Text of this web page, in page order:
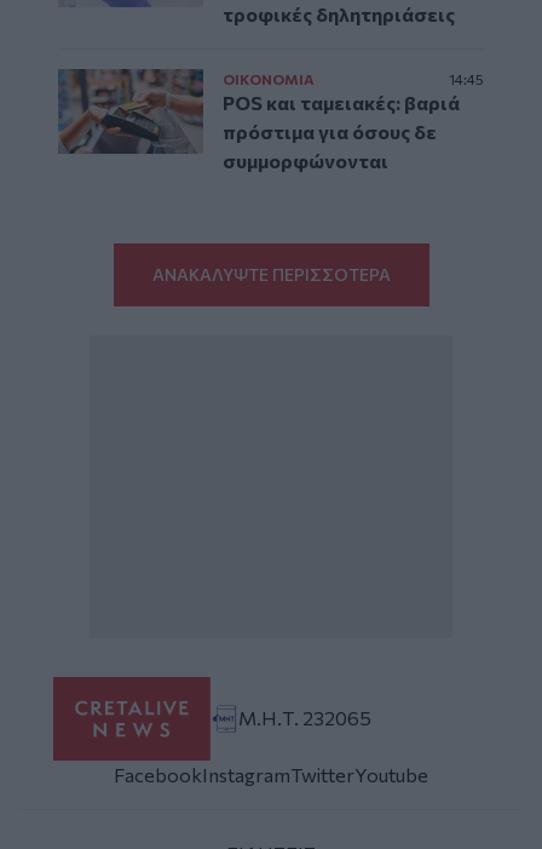
τροφικές δηλητηριάσεις
ΟΙΚΟΝΟΜΙΑ 14:45
POS και ταμειακές: βαριά
πρόστιμα για όσους δε
συμμορφώνονται
ΑΝΑΚΑΛΥΨΤΕ ΠΕΡΙΣΣΟΤΕΡΑ
Μ.Η.Τ. 232065
FacebookInstagramTwitterYoutube